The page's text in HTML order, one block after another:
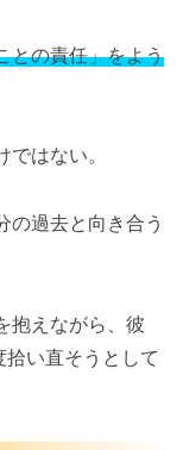
との責任」をよう
はない。
の過去と向き合う
抱えながら、彼
拾い直そうとして